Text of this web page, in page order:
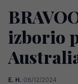
izborio
E. H.·06/12/2024